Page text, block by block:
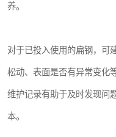
养。
对于已投入使用的扁钢，可
松动、表面是否有异常变化等
维护记录有助于及时发现问
本。